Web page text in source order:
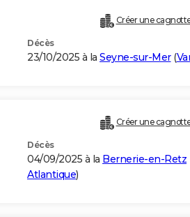
Créer une
Décès
23/10/2025 à la Seyne-sur-Mer(
Créer une
Décès
04/09/2025 à la Bernerie-en-Retz
Atlantique)